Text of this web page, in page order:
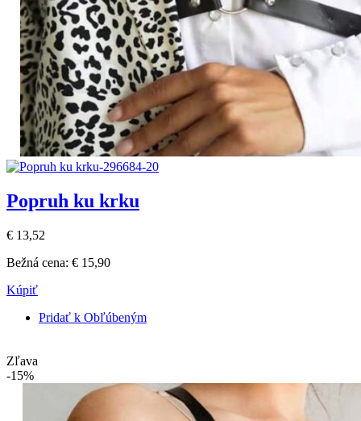
Popruh ku krku
€ 13,52
Bežná cena: € 15,90
Kúpiť
Pridať k Obľúbeným
Zľava
-15%